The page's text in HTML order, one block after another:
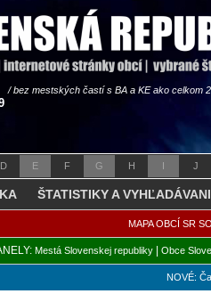
/ bez mestských častí s BA a KE ako celkom
D E F G H I J
ŠTATISTIKY A
MAPA OBCÍ SR
Mestá Slovenskej republiky| Obce
NOVÉ: